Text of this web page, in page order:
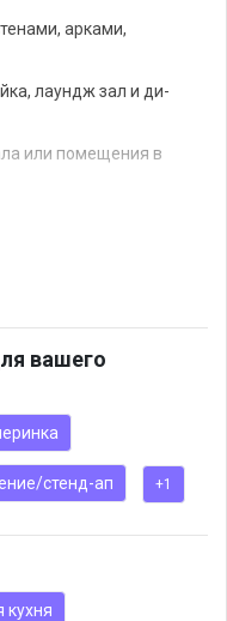
арками,
лаундж зал и ди-
или помещения в
вашего
стенд-ап +1
кухня